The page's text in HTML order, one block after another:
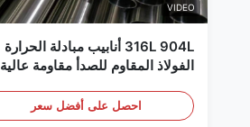
VIDEO
316L 904L أنابيب مبادلة الحرارة
الفولاذ المقاوم للصدأ مقاومة عالية
احصل على أفضل سعر